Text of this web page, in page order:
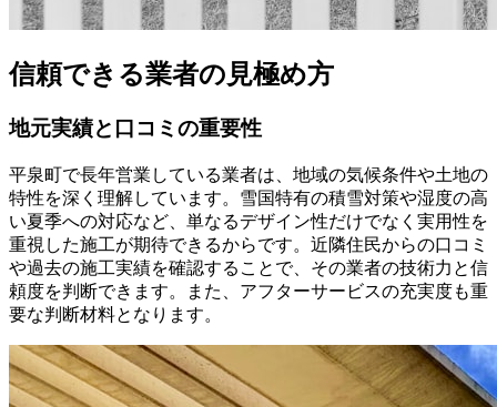
信頼できる業者の見極め方
地元実績と口コミの重要性
平泉町で長年営業している業者は、地域の気候条件や土地の
特性を深く理解しています。雪国特有の積雪対策や湿度の高
い夏季への対応など、単なるデザイン性だけでなく実用性を
重視した施工が期待できるからです。近隣住民からの口コミ
や過去の施工実績を確認することで、その業者の技術力と信
頼度を判断できます。また、アフターサービスの充実度も重
要な判断材料となります。